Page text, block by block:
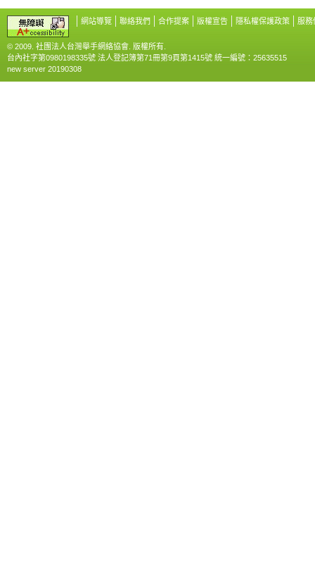
網站導覽 聯絡我們 合作提案 版權宣告 隱私權保護政策 服務
© 2009. 社團法人台灣舉手網絡協會. 版權所有.
台內社字第0980198335號 法人登記簿第71冊第9頁第1415號 統一編號：25635515
new server 20190308